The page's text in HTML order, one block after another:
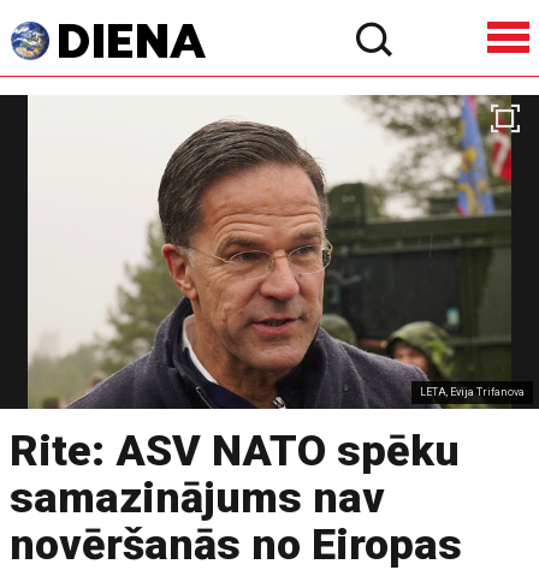
LETA, Evija Trifanova
Rite: ASV NATO spēku
samazinājums nav
novēršanās no Eiropas